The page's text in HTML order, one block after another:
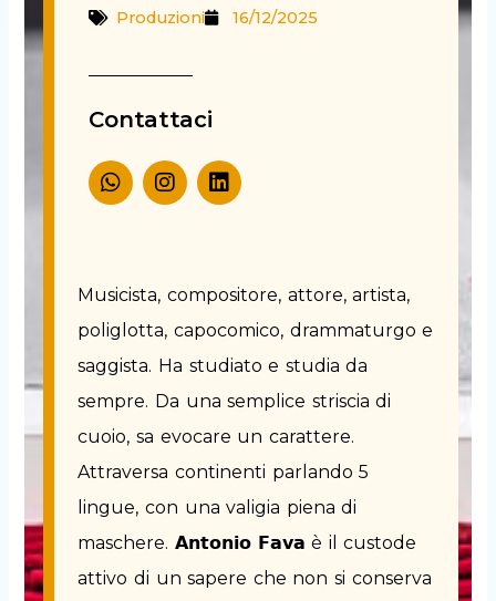
Produzioni 16/12/2025
Contattaci
W
h
a
p
I
n
s
r
m
L
i
n
i
Musicista, compositore, attore, artista,
poliglotta, capocomico, drammaturgo e
saggista. Ha studiato e studia da
sempre. Da una semplice striscia di
cuoio, sa evocare un carattere.
Attraversa continenti parlando 5
lingue, con una valigia piena di
maschere. 𝗔𝗻𝘁𝗼𝗻𝗶𝗼 𝗙𝗮𝘃𝗮 è il custode
attivo di un sapere che non si conserva